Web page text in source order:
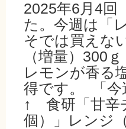
2025年6月4回
た。今週は「
そでは買えな
（増量）300
レモンが香る
得です。 「
↑ 食研「甘辛
個）」レンジ